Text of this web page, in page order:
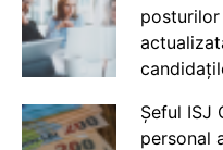
Șeful ISJ
personal